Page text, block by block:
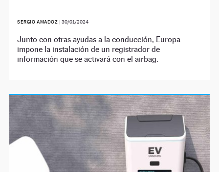
SERGIO AMADOZ |30/01/2024
Junto con otras ayudas a la conducción, Europa
impone la instalación de un registrador de
información que se activará con el airbag.